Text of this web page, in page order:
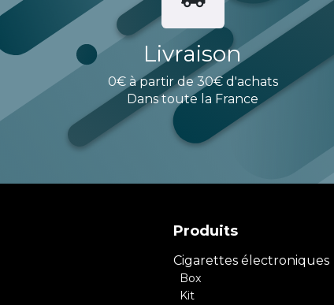
Livraison
0€ à partir de 30€ d'achats
Dans toute la France
Produits
Cigarettes électroniques
Box
Kit